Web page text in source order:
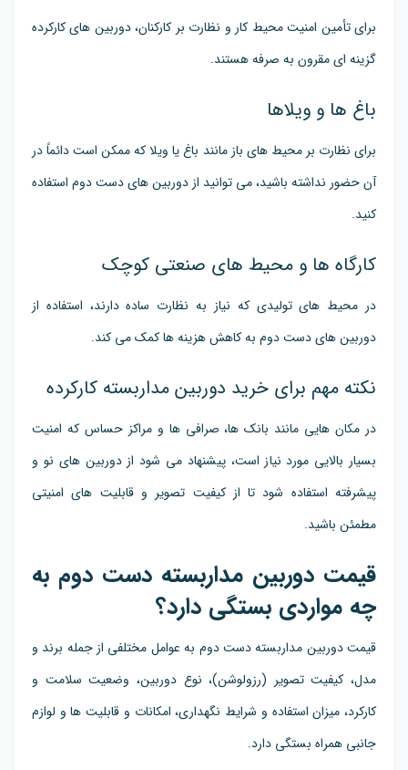
برای تأمین امنیت محیط کار و نظارت بر کارکنان، دوربین های کارکرده
گزینه ای مقرون به صرفه هستند.
باغ ها و ویلاها
برای نظارت بر محیط های باز مانند باغ یا ویلا که ممکن است دائماً در
آن حضور نداشته باشید، می توانید از دوربین های دست دوم استفاده
کنید.
کارگاه ها و محیط های صنعتی کوچک
در محیط های تولیدی که نیاز به نظارت ساده دارند، استفاده از
دوربین های دست دوم به کاهش هزینه ها کمک می کند.
نکته مهم برای خرید دوربین مداربسته کارکرده
در مکان هایی مانند بانک ها، صرافی ها و مراکز حساس که امنیت
بسیار بالایی مورد نیاز است، پیشنهاد می شود از دوربین های نو و
پیشرفته استفاده شود تا از کیفیت تصویر و قابلیت های امنیتی
مطمئن باشید.
قیمت دوربین مداربسته دست دوم به
چه مواردی بستگی دارد؟
قیمت دوربین مداربسته دست دوم به عوامل مختلفی از جمله برند و
مدل، کیفیت تصویر (رزولوشن)، نوع دوربین، وضعیت سلامت و
کارکرد، میزان استفاده و شرایط نگهداری، امکانات و قابلیت ها و لوازم
جانبی همراه بستگی دارد.